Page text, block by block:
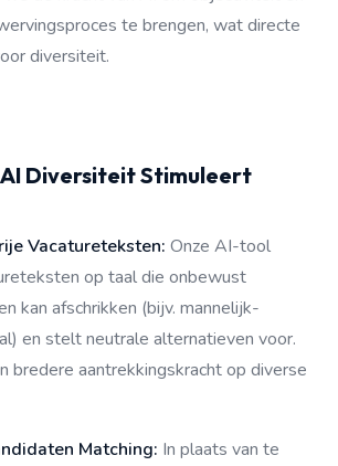
te brengen, wat directe
diversiteit.
Diversiteit Stimuleert
Vacatureteksten: Onze AI-tool
op taal die onbewust
kan afschrikken (bijv. mannelijk-
en stelt neutrale alternatieven voor.
bredere aantrekkingskracht op diverse
Matching: In plaats van te